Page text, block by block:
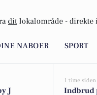
dit lokalområde - direkte
NABOER SPORT
J
1 time siden |
Indbrud